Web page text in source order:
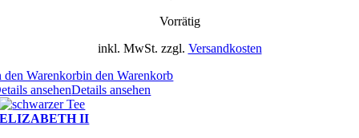
Vorrätig
inkl. MwSt. zzgl. Versandkosten
den Warenkorbin den Warenkorb
ansehenDetails ansehen
ELIZABETH II